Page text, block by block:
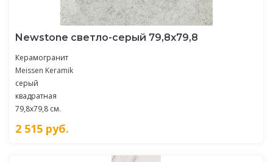
Newstone светло-серый 79,8x79,8
Керамогранит
Meissen Keramik
серый
квадратная
79,8x79,8 см.
2 515 руб.